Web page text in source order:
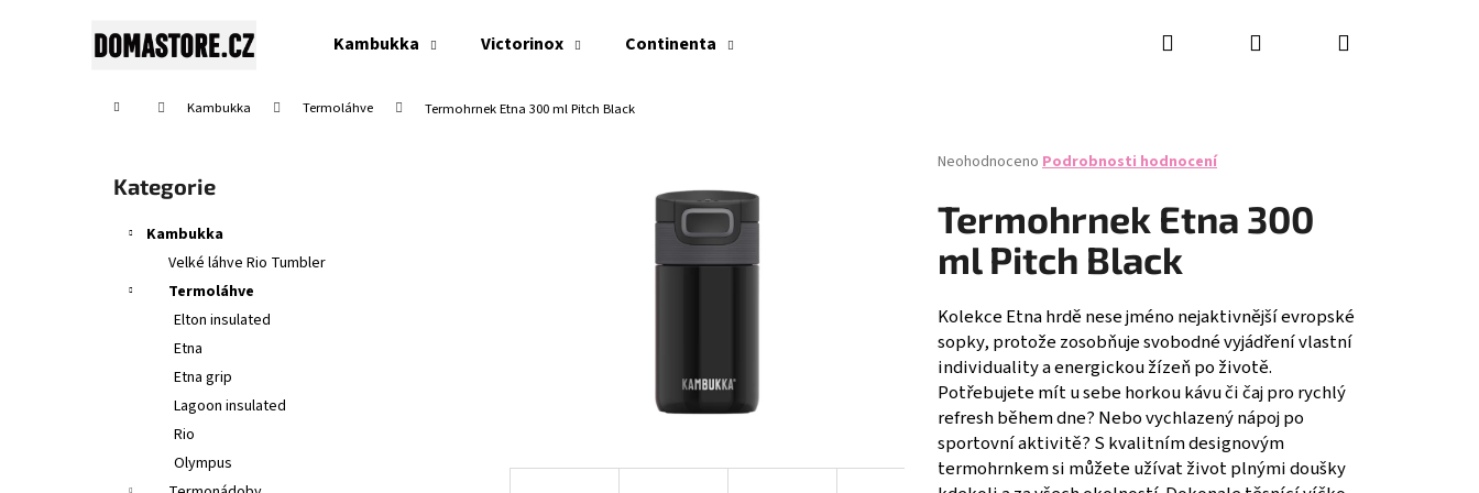
Kambukka Victorinox Continenta Hledat PřihlášeníNákupní
Domů Kambukka Termoláhve Termohrnek Etna 300 ml Pitch Black
Přeskočit
kategorie
Kategorie
Kambukka
Velké láhve Rio Tumbler
Termoláhve
Elton insulated
Etna
Etna grip
Lagoon insulated
Rio
Olympus
Průměrné
produktu
hvězdiček.
Neohodnoceno Podrobnosti hodnocení
Termohrnek Etna 300
ml Pitch Black
Kolekce Etna hrdě nese jméno nejaktivnější evropské
sopky, protože zosobňuje svobodné vyjádření vlastní
individuality a energickou žízeň po životě.
Potřebujete mít u sebe horkou kávu či čaj pro rychlý
refresh během dne? Nebo vychlazený nápoj po
sportovní aktivitě? S kvalitním designovým
termohrnkem si můžete užívat život plnými doušky
Zpět
Zpět
Co potřebujete najít?
SWISS CLASSIC, TOMATO & TABLE KNIFE, NŮŽ NA RAJČATA VICTORINOX SWISS CLASSIC SWISS CLASSIC, PARING KNIFE SET, 2PCS,